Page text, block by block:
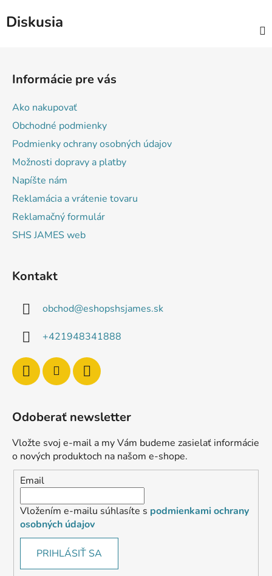
Diskusia
Informácie pre vás
Ako nakupovať
Obchodné podmienky
Podmienky ochrany osobných údajov
Možnosti dopravy a platby
Napíšte nám
Reklamácia a vrátenie tovaru
Reklamačný formulár
SHS JAMES web
Kontakt
obchod@eshopshsjames.sk
+421948341888
Odoberať newsletter
Vložte svoj e-mail a my Vám budeme zasielať informácie
o nových produktoch na našom e-shope.
Email
Vložením e-mailu súhlasíte s podmienkami ochrany
osobných údajov
PRIHLÁSIŤ SA